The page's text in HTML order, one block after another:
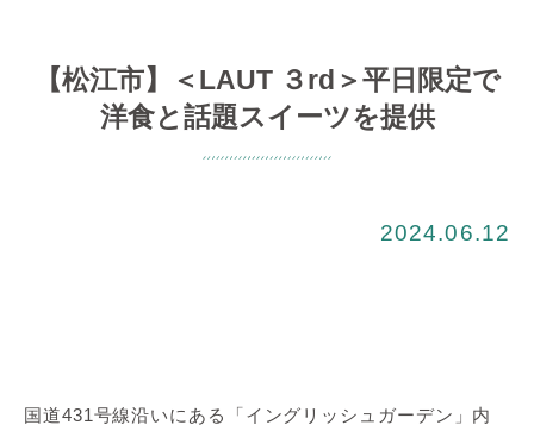
【松江市】＜LAUT ３rd＞平日限定で
洋食と話題スイーツを提供
2024.06.12
国道431号線沿いにある「イングリッシュガーデン」内